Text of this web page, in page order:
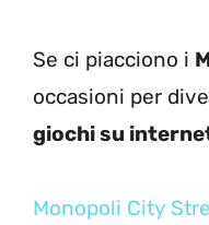
Se ci piacciono i
occasioni per
giochi su
Monopoli City